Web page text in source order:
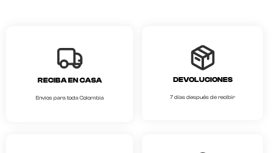
RECIBA EN CASA
Envios para toda Colombia
DEVOLUCIONES
7 días después de recibir